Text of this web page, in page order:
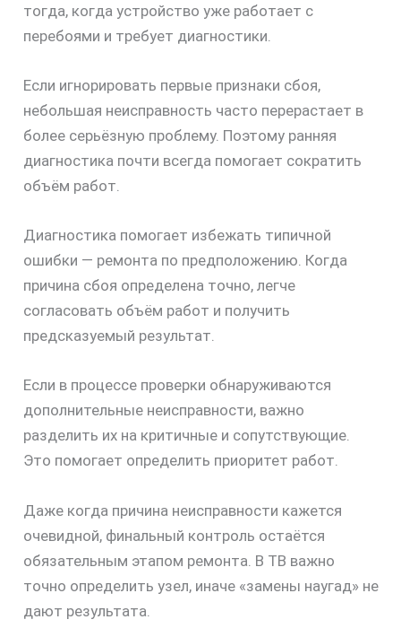
тогда, когда устройство уже работает с
перебоями и требует диагностики.
Если игнорировать первые признаки сбоя,
небольшая неисправность часто перерастает в
более серьёзную проблему. Поэтому ранняя
диагностика почти всегда помогает сократить
объём работ.
Диагностика помогает избежать типичной
ошибки — ремонта по предположению. Когда
причина сбоя определена точно, легче
согласовать объём работ и получить
предсказуемый результат.
Если в процессе проверки обнаруживаются
дополнительные неисправности, важно
разделить их на критичные и сопутствующие.
Это помогает определить приоритет работ.
Даже когда причина неисправности кажется
очевидной, финальный контроль остаётся
обязательным этапом ремонта. В ТВ важно
точно определить узел, иначе «замены наугад» не
дают результата.